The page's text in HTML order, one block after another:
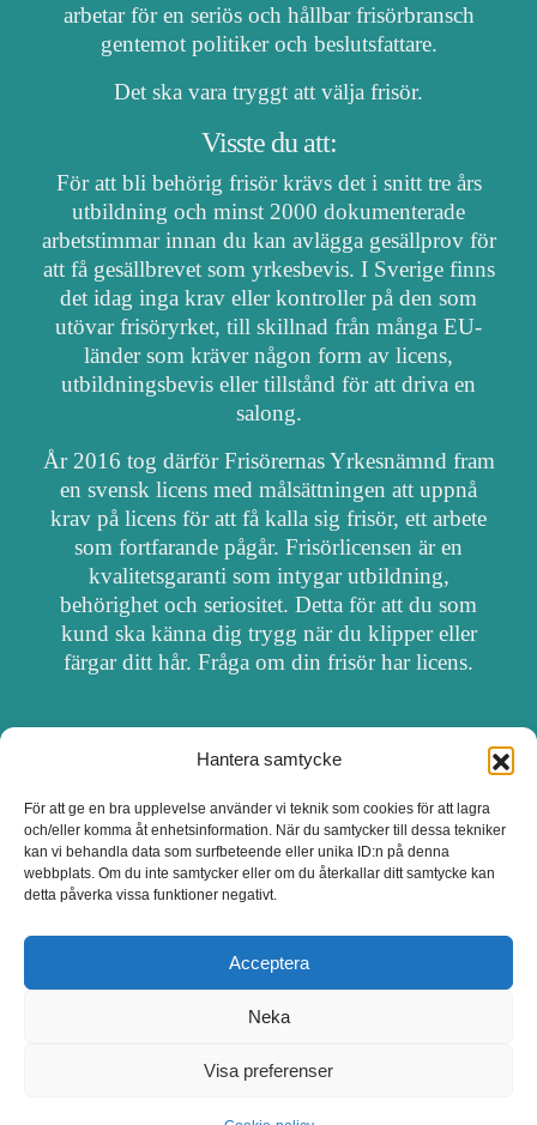
Hantera samtycke
För att ge en bra upplevelse använder vi teknik som cookies för att lagra
och/eller komma åt enhetsinformation. När du samtycker till dessa tekniker
kan vi behandla data som surfbeteende eller unika ID:n på denna
webbplats. Om du inte samtycker eller om du återkallar ditt samtycke kan
detta påverka vissa funktioner negativt.
Acceptera
Neka
Visa preferenser
arbetar för en seriös och hållbar frisörbransch
gentemot politiker och beslutsfattare.
Det ska vara tryggt att välja frisör.
Visste du att:
För att bli behörig frisör krävs det i snitt tre års
utbildning och minst 2000 dokumenterade
arbetstimmar innan du kan avlägga gesällprov för
att få gesällbrevet som yrkesbevis. I Sverige finns
det idag inga krav eller kontroller på den som
utövar frisöryrket, till skillnad från många EU-
länder som kräver någon form av licens,
utbildningsbevis eller tillstånd för att driva en
salong.
År 2016 tog därför Frisörernas Yrkesnämnd fram
en svensk licens med målsättningen att uppnå
krav på licens för att få kalla sig frisör, ett arbete
som fortfarande pågår. Frisörlicensen är en
kvalitetsgaranti som intygar utbildning,
behörighet och seriositet. Detta för att du som
kund ska känna dig trygg när du klipper eller
färgar ditt hår. Fråga om din frisör har licens.
OM FRISÖRSÖK
UPPDATERA SALONG